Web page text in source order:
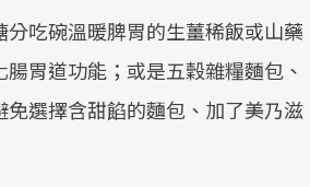
分吃碗溫暖脾胃的生薑稀飯或山藥
胃道功能；或是五穀雜糧麵包、
選擇含甜餡的麵包、加了美乃滋
超高齡社會的浪潮，台灣正在快速
「健康照護」的新時代。隨著國家
年，就到良醫生活祭體驗「一站式
新生活」，從講座、體驗到運動，
健康網從「換季的身體變化」出
透過醫學觀點與日常感受的對話，